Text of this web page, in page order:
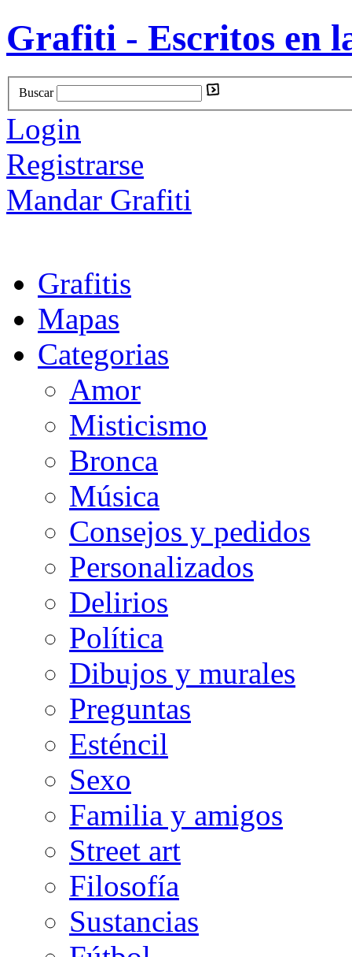
Grafiti - Escritos en
Buscar
Login
Registrarse
Mandar Grafiti
Grafitis
Mapas
Categorias
Amor
Misticismo
Bronca
Música
Consejos y pedidos
Personalizados
Delirios
Política
Dibujos y murales
Preguntas
Esténcil
Sexo
Familia y amigos
Street art
Filosofía
Sustancias